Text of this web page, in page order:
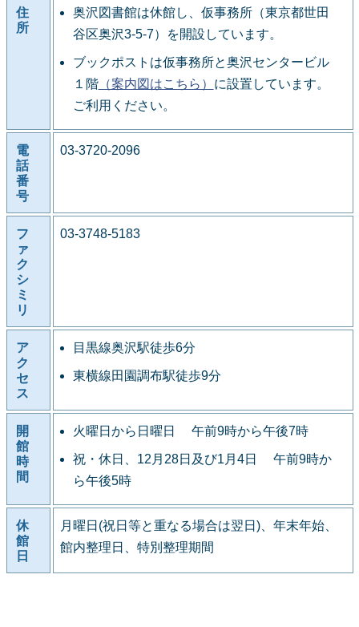
住
所
奥沢図書館は休館し、仮事務所（東京都世田
谷区奥沢3-5-7）を開設しています。
ブックポストは仮事務所と奥沢センタービル
１階（案内図はこちら） に設置しています。
ご利用ください。
電
話
番
号
03-3720-2096
フ
ァ
ク
シ
ミ
リ
03-3748-5183
ア
ク
セ
ス
目黒線奥沢駅徒歩6分
東横線田園調布駅徒歩9分
開
館
時
間
火曜日から日曜日 午前9時から午後7時
祝・休日、12月28日及び1月4日 午前9時か
ら午後5時
休
館
日
月曜日(祝日等と重なる場合は翌日)、年末年始、
館内整理日、特別整理期間